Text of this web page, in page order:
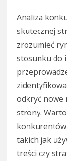
Analiza
skutecznej
zrozumieć
stosunku do
odkryć nowe
strony.
konkurentów
takich jak
treści czy